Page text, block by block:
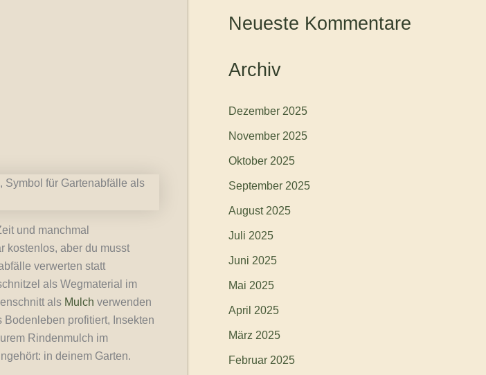
und manchmal
kostenlos, aber du musst
verwerten statt
als Wegmaterial im
als Mulch verwenden
profitiert, Insekten
Rindenmulch im
in deinem Garten.
Neueste Kommentare
Archiv
Dezember 2025
November 2025
Oktober 2025
September 2025
August 2025
Juli 2025
Juni 2025
Mai 2025
April 2025
März 2025
Februar 2025